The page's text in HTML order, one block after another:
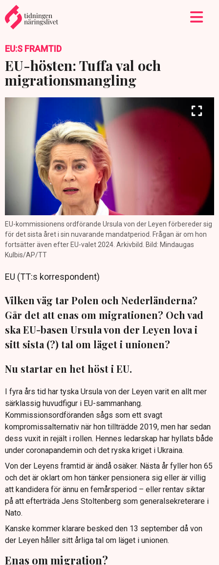
EU:S FRAMTID
EU-hösten: Tuffa val och
migrationsmangling
EU-kommissionens ordförande Ursula von der Leyen förbereder sig
för det sista året i sin nuvarande mandatperiod. Frågan är om hon
fortsätter även efter EU-valet 2024. Arkivbild. Bild: Mindaugas
Kulbis/AP/TT
EU (TT:s korrespondent)
Vilken väg tar Polen och Nederländerna?
Går det att enas om migrationen? Och vad
ska EU-basen Ursula von der Leyen lova i
sitt sista (?) tal om läget i unionen?
Nu startar en het höst i EU.
I fyra års tid har tyska Ursula von der Leyen varit en allt mer
särklassig huvudfigur i EU-sammanhang.
Kommissionsordföranden sågs som ett svagt
kompromissalternativ när hon tillträdde 2019, men har sedan
dess vuxit in rejält i rollen. Hennes ledarskap har hyllats både
under coronapandemin och det ryska kriget i Ukraina.
Von der Leyens framtid är ändå osäker. Nästa år fyller hon 65
och det är oklart om hon tänker pensionera sig eller är villig
att kandidera för ännu en femårsperiod – eller rentav siktar
på att efterträda Jens Stoltenberg som generalsekreterare i
Nato.
Kanske kommer klarare besked den 13 september då von
der Leyen håller sitt årliga tal om läget i unionen.
Enas om migration?